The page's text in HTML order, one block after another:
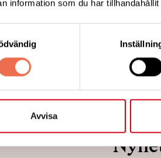
information som du har
Avvisa